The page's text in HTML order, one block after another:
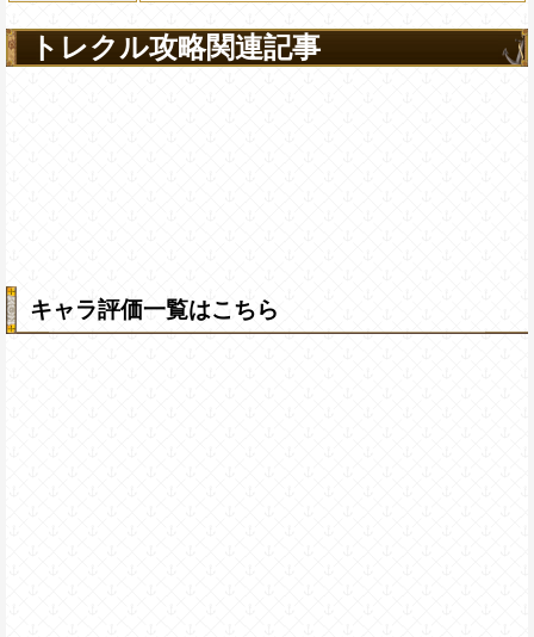
トレクル攻略関連記事
キャラ評価一覧はこちら